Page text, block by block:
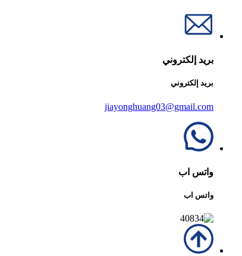
بريد إلكتروني
بريد إلكتروني
jiayonghuang03@gmail.com
واتس اب
واتس اب